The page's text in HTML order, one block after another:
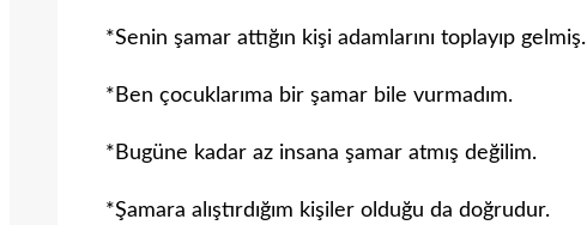
*Senin şamar attığın kişi adamlarını toplayıp gelmiş.
*Ben çocuklarıma bir şamar bile vurmadım.
*Bugüne kadar az insana şamar atmış değilim.
*Şamara alıştırdığım kişiler olduğu da doğrudur.